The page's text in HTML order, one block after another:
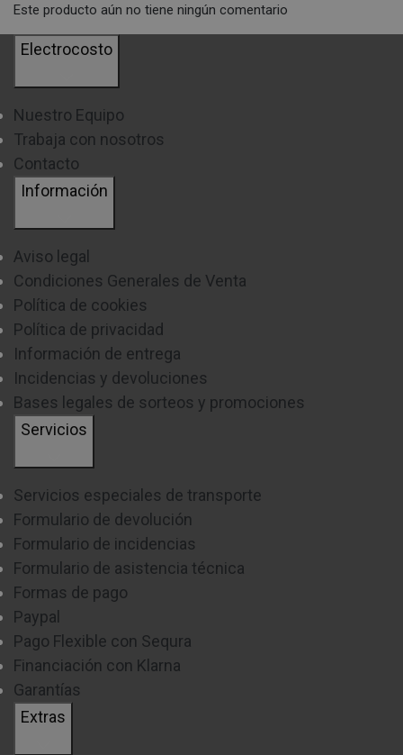
Este producto aún no tiene ningún comentario
Electrocosto
Nuestro Equipo
Trabaja con nosotros
Contacto
Información
Aviso legal
Condiciones Generales de Venta
Política de cookies
Política de privacidad
Información de entrega
Incidencias y devoluciones
Bases legales de sorteos y promociones
Servicios
Servicios especiales de transporte
Formulario de devolución
Formulario de incidencias
Formulario de asistencia técnica
Formas de pago
Paypal
Pago Flexible con Sequra
Financiación con Klarna
Garantías
Extras